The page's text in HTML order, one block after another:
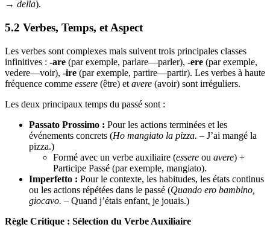
→ della).
5.2 Verbes, Temps, et Aspect
Les verbes sont complexes mais suivent trois principales classes
infinitives : ‑are (par exemple, parlare—parler), ‑ere (par exemple,
vedere—voir), ‑ire (par exemple, partire—partir). Les verbes à haute
fréquence comme essere (être) et avere (avoir) sont irréguliers.
Les deux principaux temps du passé sont :
Passato Prossimo : Pour les actions terminées et les
événements concrets (Ho mangiato la pizza. – J’ai mangé la
pizza.)
Formé avec un verbe auxiliaire (essere ou avere) +
Participe Passé (par exemple, mangiato).
Imperfetto : Pour le contexte, les habitudes, les états continus
ou les actions répétées dans le passé (Quando ero bambino,
giocavo. – Quand j’étais enfant, je jouais.)
Règle Critique : Sélection du Verbe Auxiliaire